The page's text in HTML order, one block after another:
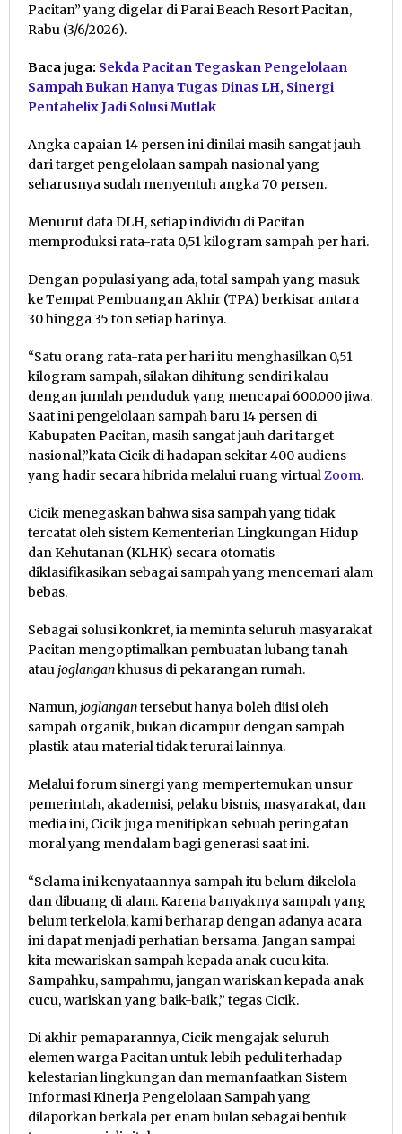
Pacitan” yang digelar di Parai Beach Resort Pacitan,
Rabu (3/6/2026).
Baca juga: Sekda Pacitan Tegaskan Pengelolaan
Sampah Bukan Hanya Tugas Dinas LH, Sinergi
Pentahelix Jadi Solusi Mutlak
Angka capaian 14 persen ini dinilai masih sangat jauh
dari target pengelolaan sampah nasional yang
seharusnya sudah menyentuh angka 70 persen.
Menurut data DLH, setiap individu di Pacitan
memproduksi rata-rata 0,51 kilogram sampah per hari.
Dengan populasi yang ada, total sampah yang masuk
ke Tempat Pembuangan Akhir (TPA) berkisar antara
30 hingga 35 ton setiap harinya.
“Satu orang rata-rata per hari itu menghasilkan 0,51
kilogram sampah, silakan dihitung sendiri kalau
dengan jumlah penduduk yang mencapai 600.000 jiwa.
Saat ini pengelolaan sampah baru 14 persen di
Kabupaten Pacitan, masih sangat jauh dari target
nasional,”kata Cicik di hadapan sekitar 400 audiens
yang hadir secara hibrida melalui ruang virtualZoom.
Cicik menegaskan bahwa sisa sampah yang tidak
tercatat oleh sistem Kementerian Lingkungan Hidup
dan Kehutanan (KLHK) secara otomatis
diklasifikasikan sebagai sampah yang mencemari alam
bebas.
Sebagai solusi konkret, ia meminta seluruh masyarakat
Pacitan mengoptimalkan pembuatan lubang tanah
atau joglangankhusus di pekarangan rumah.
Namun, joglangantersebut hanya boleh diisi oleh
sampah organik, bukan dicampur dengan sampah
plastik atau material tidak terurai lainnya.
Melalui forum sinergi yang mempertemukan unsur
pemerintah, akademisi, pelaku bisnis, masyarakat, dan
media ini, Cicik juga menitipkan sebuah peringatan
moral yang mendalam bagi generasi saat ini.
“Selama ini kenyataannya sampah itu belum dikelola
dan dibuang di alam. Karena banyaknya sampah yang
belum terkelola, kami berharap dengan adanya acara
ini dapat menjadi perhatian bersama. Jangan sampai
kita mewariskan sampah kepada anak cucu kita.
Sampahku, sampahmu, jangan wariskan kepada anak
cucu, wariskan yang baik-baik,” tegas Cicik.
Di akhir pemaparannya, Cicik mengajak seluruh
elemen warga Pacitan untuk lebih peduli terhadap
kelestarian lingkungan dan memanfaatkan Sistem
Informasi Kinerja Pengelolaan Sampah yang
dilaporkan berkala per enam bulan sebagai bentuk